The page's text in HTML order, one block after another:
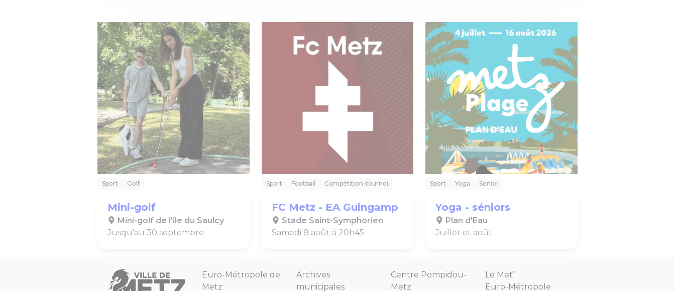
Sport Golf
Mini-golf
Mini-golf de l'île du Saulcy
Jusqu'au 30 septembre
Sport Football Compétition-tournoi
FC Metz - EA Guingamp
Stade Saint-Symphorien
Samedi 8 août à 20h45
Sport Yoga Senior
Yoga - séniors
Plan d'Eau
Juillet et août
Euro-Métropole de
Metz
Archives
municipales
Centre Pompidou-
Metz
Le Met’
Euro-Métropole